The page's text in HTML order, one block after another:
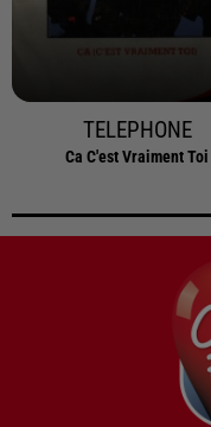
TELEPHONE
Ca C'est Vraiment Toi